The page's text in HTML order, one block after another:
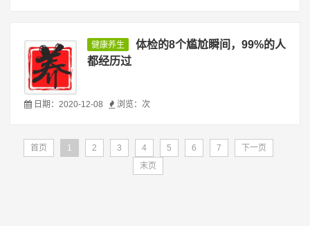
健康养生
体检的8个尴尬瞬间，99%的人
都经历过
日期：2020-12-08 浏览： 次
首页 1 2 3 4 5 6 7
下一页
末页